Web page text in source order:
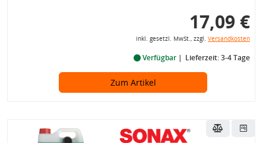
17,09 €
inkl. gesetzl. MwSt., zzgl. Versandkosten
Verfügbar Lieferzeit: 3-4 Tage
Zum Artikel